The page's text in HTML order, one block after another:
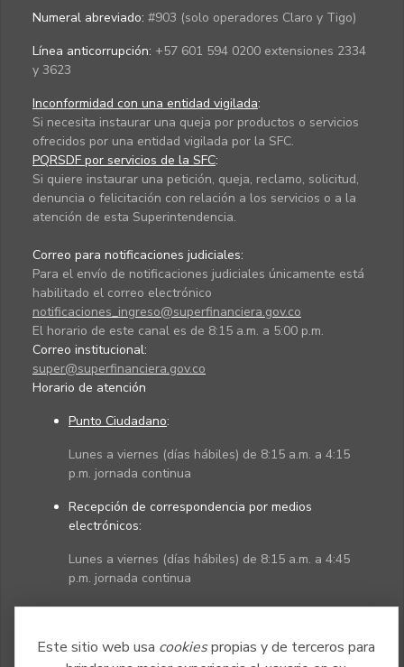
Este sitio web usa cookiespropias y de terceros para
Numeral abreviado: #903 (solo operadores Claro y Tigo)
Línea anticorrupción: +57 601 594 0200 extensiones 2334
y 3623
Inconformidad con una entidad vigilada:
Si necesita instaurar una queja por productos o servicios
ofrecidos por una entidad vigilada por la SFC.
PQRSDF por servicios de la SFC:
Si quiere instaurar una petición, queja, reclamo, solicitud,
denuncia o felicitación con relación a los servicios o a la
atención de esta Superintendencia.
Correo para notificaciones judiciales:
Para el envío de notificaciones judiciales únicamente está
habilitado el correo electrónico
notificaciones_ingreso@superfinanciera.gov.co
El horario de este canal es de 8:15 a.m. a 5:00 p.m.
Correo institucional:
super@superfinanciera.gov.co
Horario de atención
Punto Ciudadano:
Lunes a viernes (días hábiles) de 8:15 a.m. a 4:15
p.m. jornada continua
Recepción de correspondencia por medios
electrónicos:
Lunes a viernes (días hábiles) de 8:15 a.m. a 4:45
p.m. jornada continua